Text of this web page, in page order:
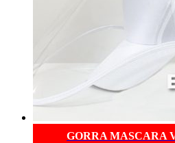
GORRA MASCARA